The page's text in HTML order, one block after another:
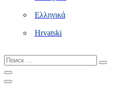
Ελληνικά
Hrvatski
Поиск
…